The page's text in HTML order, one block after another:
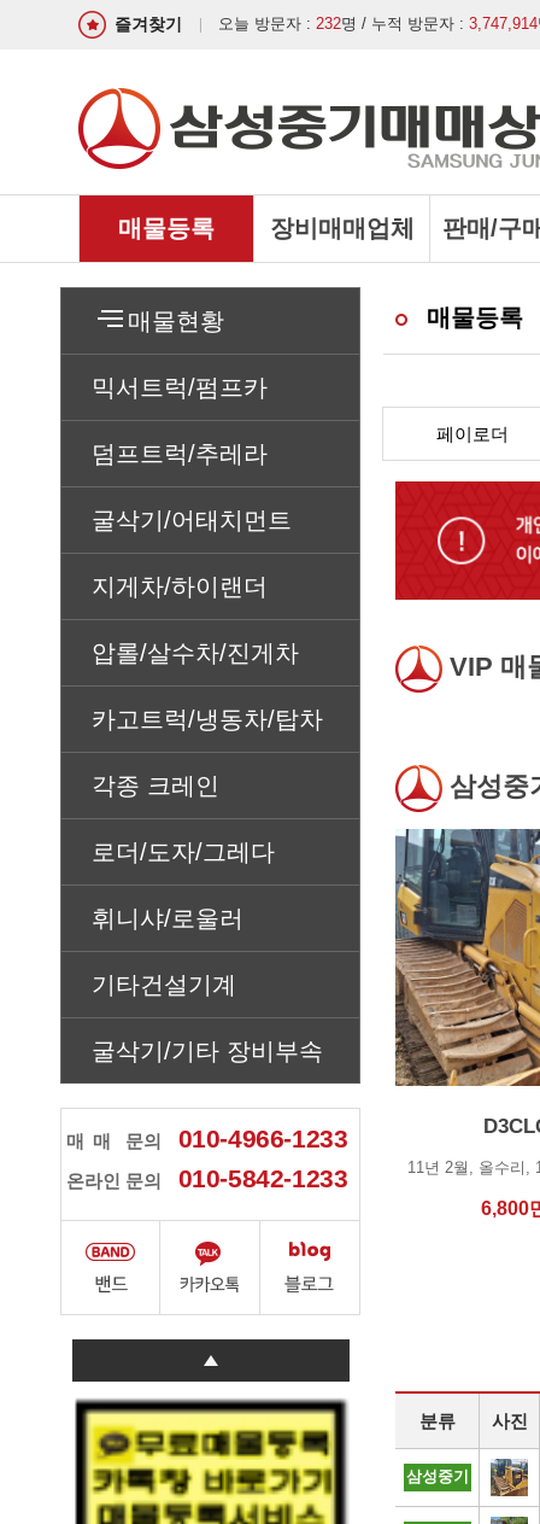
즐겨찾기 오늘 방문자 : 232명 / 누적 방문자 : 3,747,914
매물등록 장비매매업체 판매/구
매물현황
믹서트럭/펌프카
덤프트럭/추레라
굴삭기/어태치먼트
지게차/하이랜더
압롤/살수차/진게차
카고트럭/냉동차/탑차
각종 크레인
로더/도자/그레다
휘니샤/로울러
기타건설기계
굴삭기/기타 장비부속
매매 문의 010-4966-1233
온라인 문의 010-5842-1233
매물등록
페이로더
VIP 매
삼성중
6,800
분류 사진
삼성중기